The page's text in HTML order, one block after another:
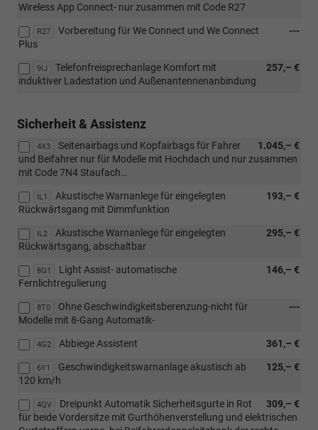
Wireless App Connect- nur zusammen mit Code R27
R27 ---
Vorbereitung für We Connect und We Connect
Plus
9IJ 257,– €
Telefonfreisprechanlage Komfort mit
induktiver Ladestation und Außenantennenanbindung
Sicherheit & Assistenz
4X3 1.045,– €
Seitenairbags und Kopfairbags für Fahrer
und Beifahrer nur für Modelle mit Hochdach und nur zusammen
mit Code 7N4 Staufach…
IL1 193,– €
Akustische Warnanlege für eingelegten
Rückwärtsgang mit Dimmfunktion
IL2 295,– €
Akustische Warnanlege für eingelegten
Rückwärtsgang, abschaltbar
8G1 146,– €
Light Assist- automatische
Fernlichtregulierung
8T0 ---
Ohne Geschwindigkeitsberenzung-nicht für
Modelle mit 8-Gang Automatik-
4G2 361,– €
Abbiege Assistent
6Y1 125,– €
Geschwindigkeitswarnanlage akustisch ab
120 km/h
4QV 309,– €
Dreipunkt Automatik Sicherheitsgurte in Rot
für beide Vordersitze mit Gurthöhenverstellung und elektrischen